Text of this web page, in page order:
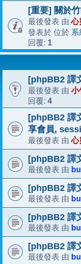
[重要] 關於
最後發表 由心
發表於 位於 系
回覆: 1
[phpBB2 譯
最後發表 由 小
回覆: 4
[phpBB2 譯
享會員,
最後發表 由心
[phpBB2 譯
最後發表 由 bu
[phpBB2 譯
最後發表 由 bu
[phpBB2 譯
最後發表 由 bu
[phpBB2 譯
最後發表 由 bu